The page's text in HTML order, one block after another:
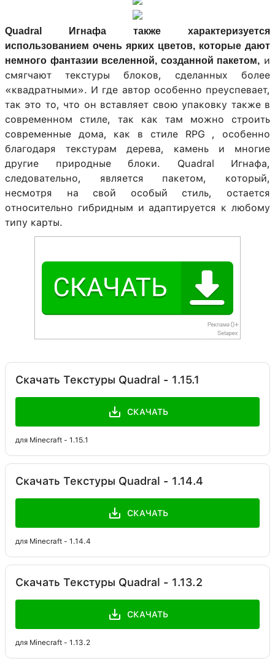
Quadral Игнафа также характеризуется
использованием очень ярких цветов, которые дают
немного фантазии вселенной, созданной пакетом, и
смягчают текстуры блоков, сделанных более
«квадратными». И где автор особенно преуспевает,
так это то, что он вставляет свою упаковку также в
современном стиле, так как там можно строить
современные дома, как в стиле RPG , особенно
благодаря текстурам дерева, камень и многие
другие природные блоки. Quadral Игнафа,
следовательно, является пакетом, который,
несмотря на свой особый стиль, остается
относительно гибридным и адаптируется к любому
типу карты.
Скачать Текстуры Quadral - 1.15.1
СКАЧАТЬ
для Minecraft - 1.15.1
Скачать Текстуры Quadral - 1.14.4
СКАЧАТЬ
для Minecraft - 1.14.4
Скачать Текстуры Quadral - 1.13.2
СКАЧАТЬ
для Minecraft - 1.13.2